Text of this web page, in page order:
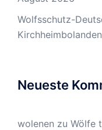
Wolfsschutz-
Kirchheimbolanden
Neueste
wolenen zu Wölfe